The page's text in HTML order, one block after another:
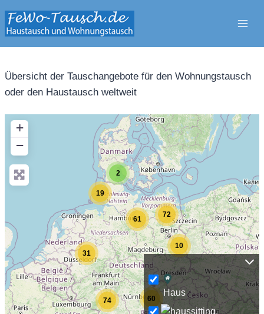
Inhalt
springen
Übersicht der Tauschangebote für den Wohnungstausch
oder den Haustausch weltweit
60
74
61
31
72
19
10
2
+
−
Haus